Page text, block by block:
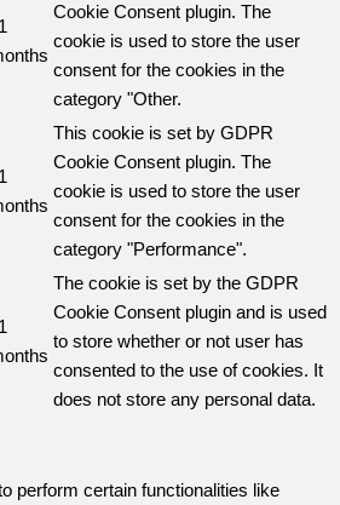
Cookie Consent plugin. The
cookie is used to store the user
consent for the cookies in the
category "Other.
This cookie is set by GDPR
Cookie Consent plugin. The
cookie is used to store the user
consent for the cookies in the
category "Performance".
The cookie is set by the GDPR
Cookie Consent plugin and is used
to store whether or not user has
consented to the use of cookies. It
does not store any personal data.
perform certain functionalities like